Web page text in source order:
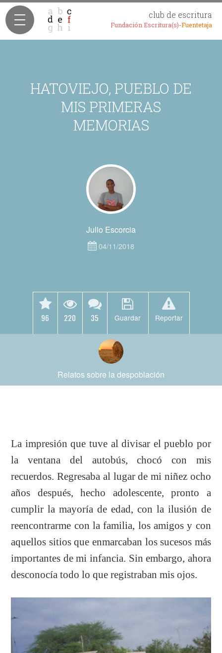
club de escritura
Fundación Escritura(s)-Fuentetaja
HATOVIEJO, PUEBLO DE
MIS PRIMERAS
MEMORIAS
Julio Escorcia
04/11/2018
96 220 35 Guardar Reportar
Relatos sobre la despoblación
La impresión que tuve al divisar el pueblo por
la ventana del autobús, chocó con mis
recuerdos. Regresaba al lugar de mi niñez ocho
años después, hecho adolescente, pronto a
cumplir la mayoría de edad, con la ilusión de
reencontrarme con la familia, los amigos y con
aquellos sitios que enmarcaban los sucesos más
importantes de mi infancia. Sin embargo, ahora
desconocía todo lo que registraban mis ojos.